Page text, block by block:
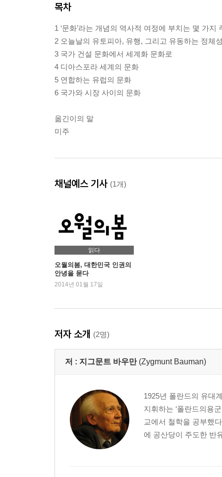
목차
1 ‘문화’라는 개념의 역사적 여정에 부치는 몇 가지
2 오늘날의 유토피아, 유행, 그리고 유동하는 정체
3 국가 건설 문화에서 세계화 문화로
4 디아스포라 세계의 문화
5 연합하는 유럽의 문화
6 국가와 시장 사이의 문화
옮긴이의 말
미주
채널예스 기사 (1개)
읽다
오월의봄, 대한민국 인권의
안녕을 묻다
2014년 01월 17일
저자 소개 (2명)
저 : 지그문트 바우만 (Zygmunt Bauman)
1925년 폴란드의 유대
지휘하는 ‘폴란드의용
교에서 철학을 공부했
에 공산당이 주도한 반